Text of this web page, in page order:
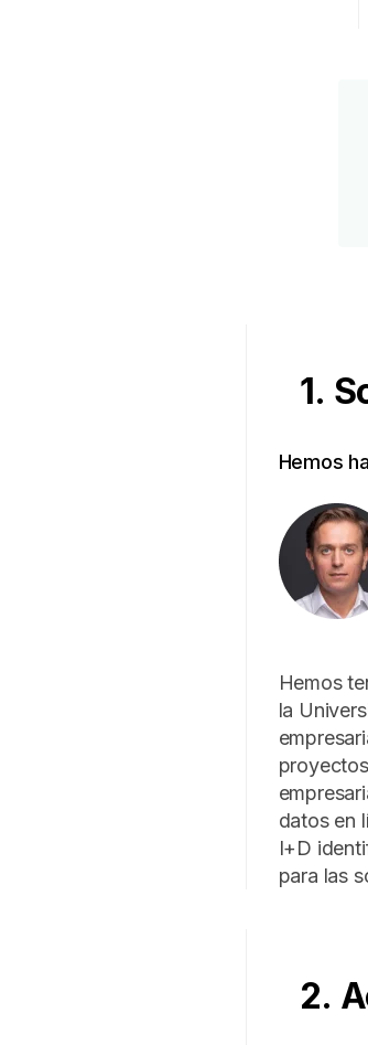
1.
Hemos
Hemos
la
datos en
I+D
para las
2.